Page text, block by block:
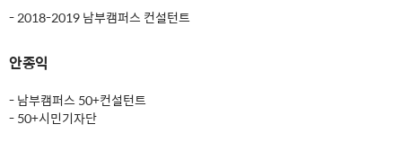
- 2018-2019 남부캠퍼스 컨설턴트
안종익
- 남부캠퍼스 50+컨설턴트
- 50+시민기자단